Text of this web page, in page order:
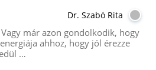
Dr. Szabó Rita
már azon gondolkodik, hogy
ahhoz, hogy jól érezze
…